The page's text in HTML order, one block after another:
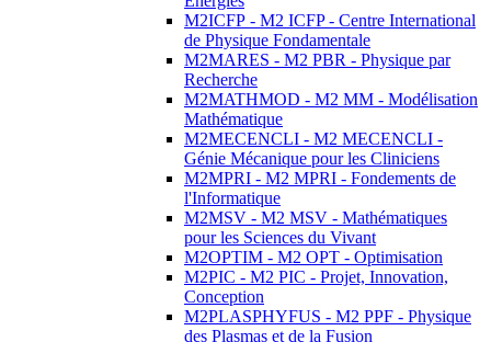
M2ICFP - M2 ICFP - Centre International
de Physique Fondamentale
M2MARES - M2 PBR - Physique par
Recherche
M2MATHMOD - M2 MM - Modélisation
Mathématique
M2MECENCLI - M2 MECENCLI -
Génie Mécanique pour les Cliniciens
M2MPRI - M2 MPRI - Fondements de
l'Informatique
M2MSV - M2 MSV - Mathématiques
pour les Sciences du Vivant
M2OPTIM - M2 OPT - Optimisation
M2PIC - M2 PIC - Projet, Innovation,
Conception
M2PLASPHYFUS - M2 PPF - Physique
des Plasmas et de la Fusion